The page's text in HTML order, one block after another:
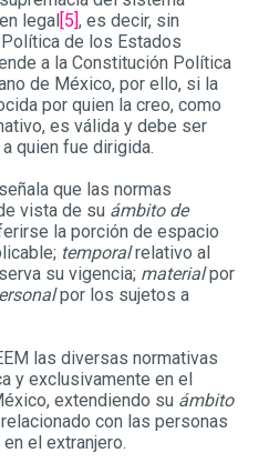
legal[5], es decir, sin
de los Estados
a la Constitución Política
de México, por ello, si la
por quien la creo, como
es válida y debe ser
quien fue dirigida.
que las normas
vista de su ámbito de
la porción de espacio
temporalrelativo al
su vigencia; materialpor
por los sujetos a
las diversas normativas
y exclusivamente en el
extendiendo su ámbito
con las personas
el extranjero.